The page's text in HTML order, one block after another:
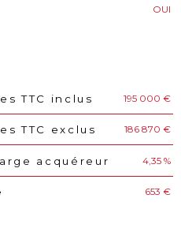
OUI
TTC inclus 195 000 €
TTC exclus 186 870 €
acquéreur 4,35 %
653 €